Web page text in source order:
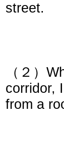
street.
（２）
corridor,
from a